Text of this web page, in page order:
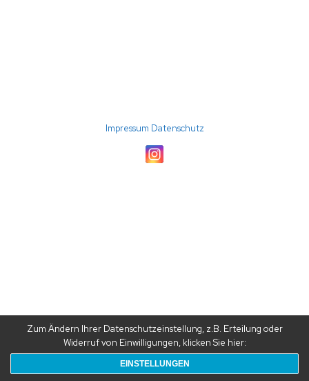
Impressum Datenschutz
Zum Ändern Ihrer Datenschutzeinstellung, z.B. Erteilung oder
Widerruf von Einwilligungen, klicken Sie hier:
EINSTELLUNGEN